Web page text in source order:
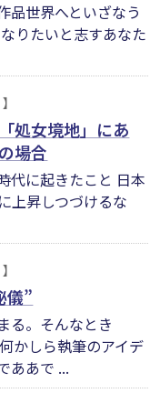
品世界へといざなう
りたいと志すあなた
処女境地」にあ
場合
代に起きたこと 日本
上昇しつづけるな
儀”
る。そんなとき
かしら執筆のアイデ
ああで ...